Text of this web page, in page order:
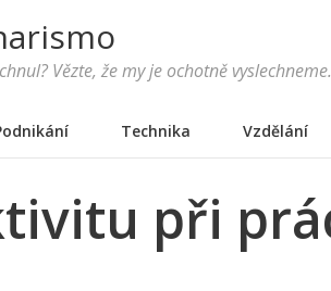
Vězte, že my je ochotně
Technika Vzdělání
při